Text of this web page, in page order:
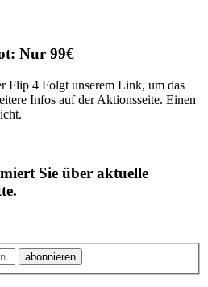
Nur 99€
Flip 4 Folgt unserem Link, um das
Infos auf der Aktionsseite. Einen
Sie über aktuelle
abonnieren